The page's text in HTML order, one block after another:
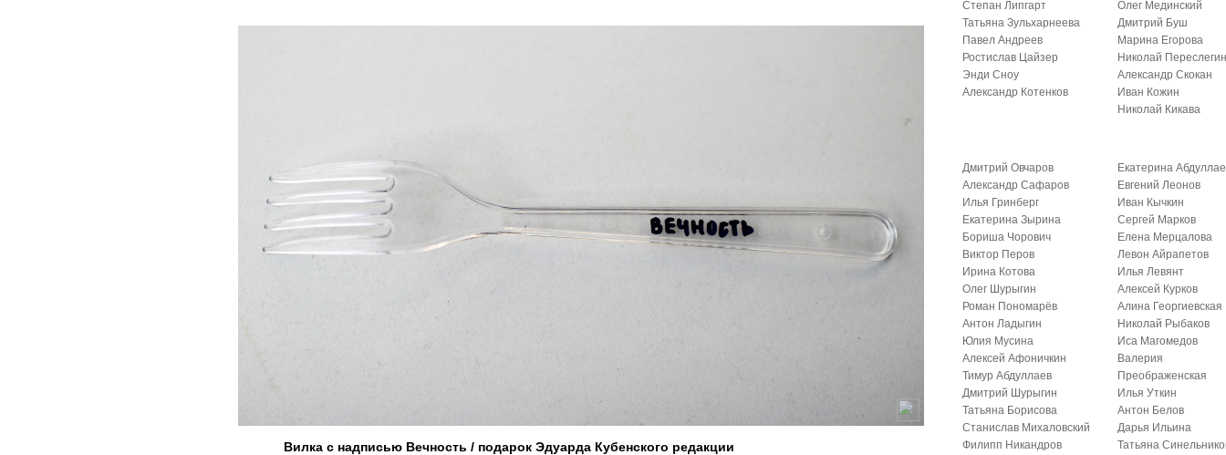
Вилка с надписью Вечность / подарок Эдуарда Кубенского редакции
Степан Липгарт
Татьяна Зульхарнеева
Павел Андреев
Ростислав Цайзер
Энди Сноу
Александр Котенков
Олег Мединский
Дмитрий Буш
Марина Егорова
Николай
Александр Скокан
Иван Кожин
Николай Кикава
Дмитрий Овчаров
Александр Сафаров
Илья Гринберг
Екатерина Зырина
Бориша Чорович
Виктор Перов
Ирина Котова
Олег Шурыгин
Роман Пономарёв
Антон Ладыгин
Юлия Мусина
Алексей Афоничкин
Тимур Абдуллаев
Дмитрий Шурыгин
Татьяна Борисова
Станислав Михаловский
Филипп Никандров
Екатерина
Евгений Леонов
Иван Кычкин
Сергей Марков
Елена Мерцалова
Левон Айрапетов
Илья Левянт
Алексей Курков
Алина Георгиевская
Николай Рыбаков
Иса Магомедов
Валерия
Преображенская
Илья Уткин
Антон Белов
Дарья Ильина
Татьяна